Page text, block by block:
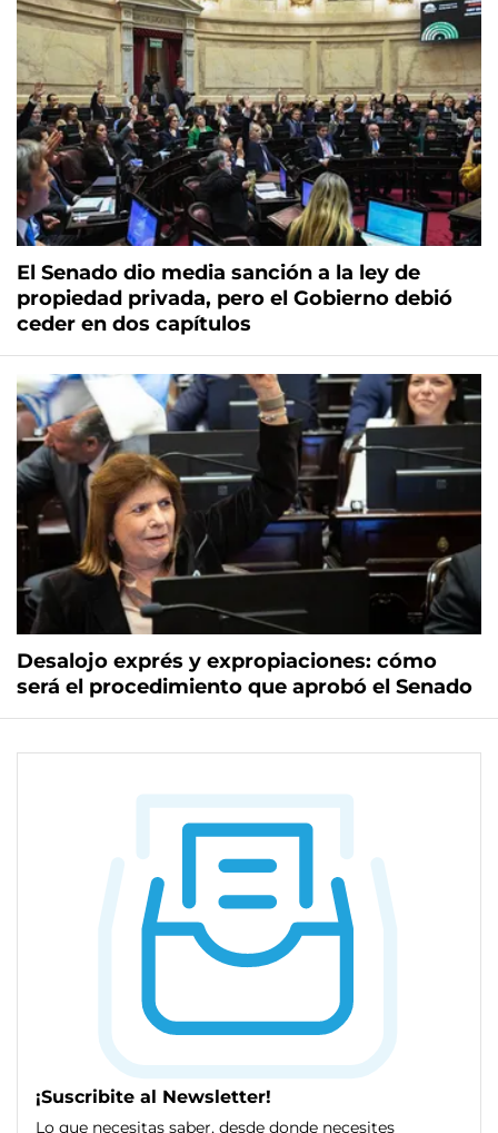
El Senado dio media sanción a la ley de
propiedad privada, pero el Gobierno debió
ceder en dos capítulos
Desalojo exprés y expropiaciones: cómo
será el procedimiento que aprobó el Senado
¡Suscribite al Newsletter!
Lo que necesitas saber, desde donde necesites